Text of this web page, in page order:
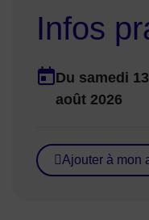
Infos
Dates :
Dates en
Du samedi
août 2026
Ajouter à mon